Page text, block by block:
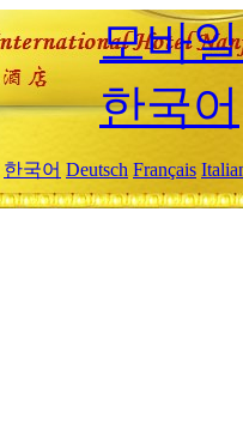
모바
한국어
한국어 Deutsch Français